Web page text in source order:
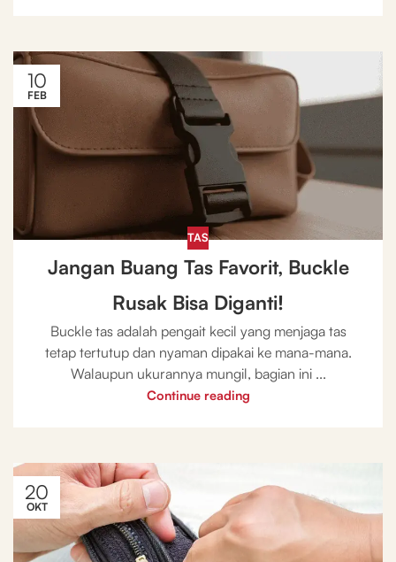
10
FEB
TAS
Jangan Buang Tas Favorit, Buckle
Rusak Bisa Diganti!
Buckle tas adalah pengait kecil yang menjaga tas
tetap tertutup dan nyaman dipakai ke mana-mana.
Walaupun ukurannya mungil, bagian ini ...
Continue reading
20
OKT